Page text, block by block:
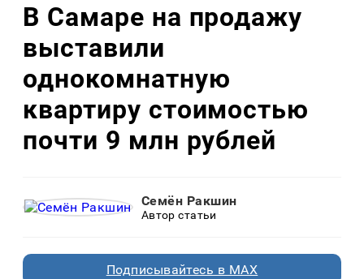
В Самаре на продажу
выставили
однокомнатную
квартиру стоимостью
почти 9 млн рублей
Семён Ракшин
Автор статьи
Подписывайтесь в MAX